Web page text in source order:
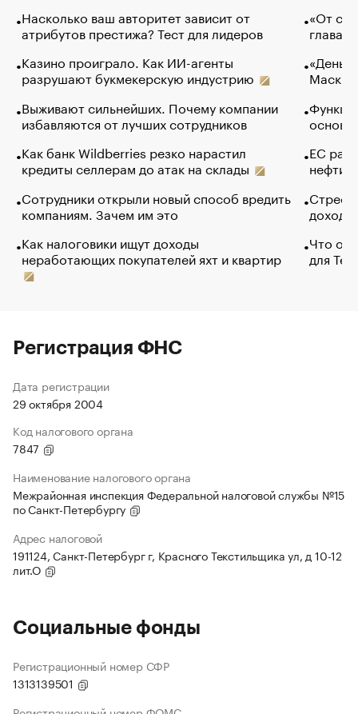
Насколько ваш авторитет зависит от
атрибутов престижа? Тест для лидеров
Казино проиграло. Как ИИ-агенты
разрушают букмекерскую индустрию
Выживают сильнейших. Почему компании
избавляются от лучших сотрудников
Как банк Wildberries резко нарастил
кредиты селлерам до атак на склады
Сотрудники открыли новый способ вредить
компаниям. Зачем им это
Как налоговики ищут доходы
неработающих покупателей яхт и квартир
«От
глава
Маск в
основ
ЕС
нефти
Что
для
Регистрация ФНС
Дата регистрации
29 октября 2004
Код налогового органа
7847
Наименование налогового органа
Межрайонная инспекция Федеральной налоговой службы №15
по Санкт-Петербургу
Адрес налоговой
191124, Санкт-Петербург г, Красного Текстильщика ул, д 10-12
лит.О
Социальные фонды
Регистрационный номер СФР
1313139501